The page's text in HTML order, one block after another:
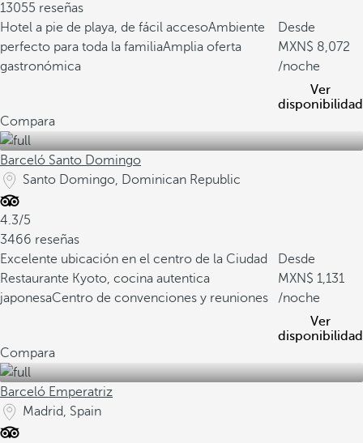
13055 reseñas
Hotel a pie de playa, de fácil accesoAmbiente
perfecto para toda la familiaAmplia oferta
gastronómica
Desde
8,072
/noche
Ver
disponibilidad
Compara
Barceló Santo Domingo
Santo Domingo, Dominican Republic
4.3/5
3466 reseñas
Excelente ubicación en el centro de la Ciudad
Restaurante Kyoto, cocina autentica
japonesaCentro de convenciones y reuniones
Desde
1,131
/noche
Ver
disponibilidad
Compara
Barceló Emperatriz
Madrid, Spain